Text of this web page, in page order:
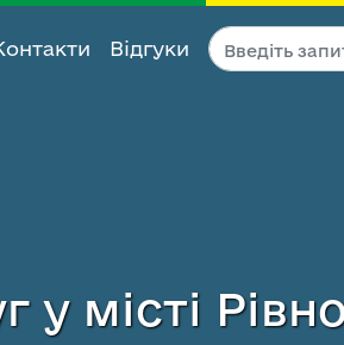
Відгуки
у місті